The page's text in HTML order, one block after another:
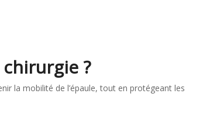
?
la mobilité de l’épaule, tout en protégeant les